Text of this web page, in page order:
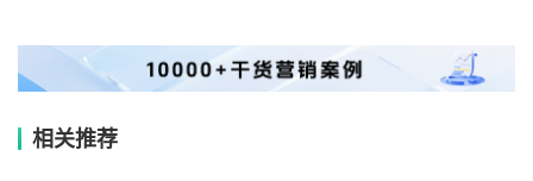
相关推荐